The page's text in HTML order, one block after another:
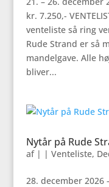
kr. 7.250,-
venteliste så ring
Rude Strand er så
mandelgave. Alle
bliver...
Nytår på Rude
af | | Venteliste,
28. december 2026